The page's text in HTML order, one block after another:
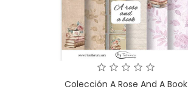
Colección A Rose And A Book